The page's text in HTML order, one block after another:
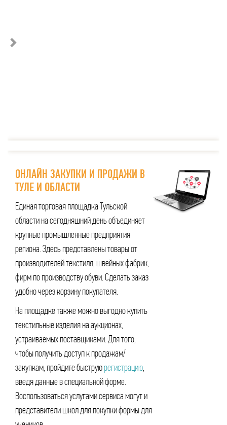
ОНЛАЙН ЗАКУПКИ И ПРОДАЖИ В
ТУЛЕ И ОБЛАСТИ
Единая торговая площадка Тульской
области на сегодняшний день объединяет
крупные промышленные предприятия
региона. Здесь представлены товары от
производителей текстиля, швейных фабрик,
фирм по производству обуви. Сделать заказ
удобно через корзину покупателя.
На площадке также можно выгодно купить
текстильные изделия на аукционах,
устраиваемых поставщиками. Для того,
чтобы получить доступ к продажам/
закупкам, пройдите быструюрегистрацию,
введя данные в специальной форме.
Воспользоваться услугами сервиса могут и
представители школ для покупки формы для